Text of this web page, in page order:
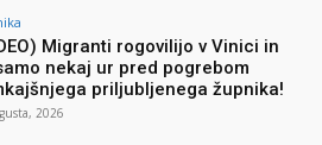
Migranti rogovilijo v Vinici in
nekaj ur pred pogrebom
priljubljenega župnika!
2026